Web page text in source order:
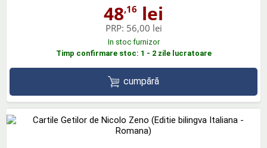
48,16 lei
PRP: 56,00 lei
In stoc furnizor
Timp confirmare stoc: 1 - 2 zile lucratoare
cumpără